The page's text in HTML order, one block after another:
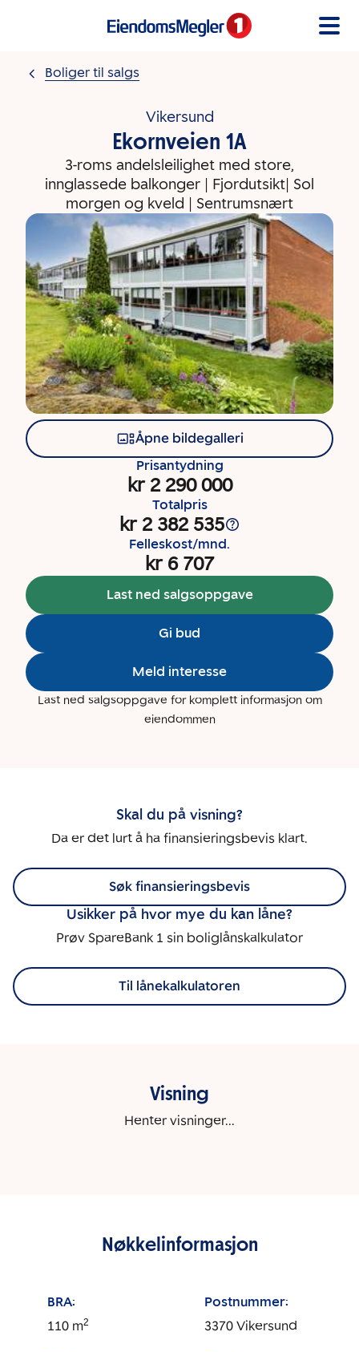
Boliger til salgs
Vikersund
Ekornveien 1A
3-roms andelsleilighet med store,
innglassede balkonger | Fjordutsikt| Sol
morgen og kveld | Sentrumsnært
Åpne bildegalleri
Prisantydning
kr 2 290 000
Totalpris
kr 2 382 535
Felleskost/mnd.
kr 6 707
Last ned salgsoppgave
Gi bud
Meld interesse
Last ned salgsoppgave for komplett informasjon om
eiendommen
Skal du på visning?
Da er det lurt å ha finansieringsbevis klart.
Søk finansieringsbevis
Usikker på hvor mye du kan låne?
Prøv SpareBank 1 sin boliglånskalkulator
Til lånekalkulatoren
Visning
Henter visninger...
Nøkkelinformasjon
BRA:
110 m2
Postnummer:
3370 Vikersund